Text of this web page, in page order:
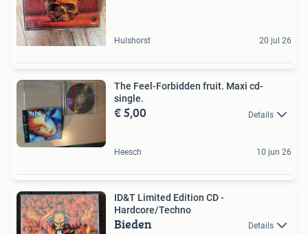
Hulshorst 20 jul 26
The Feel-Forbidden fruit. Maxi cd-
single.
€ 5,00 Details
Heesch 10 jun 26
ID&T Limited Edition CD -
Hardcore/Techno
Bieden Details